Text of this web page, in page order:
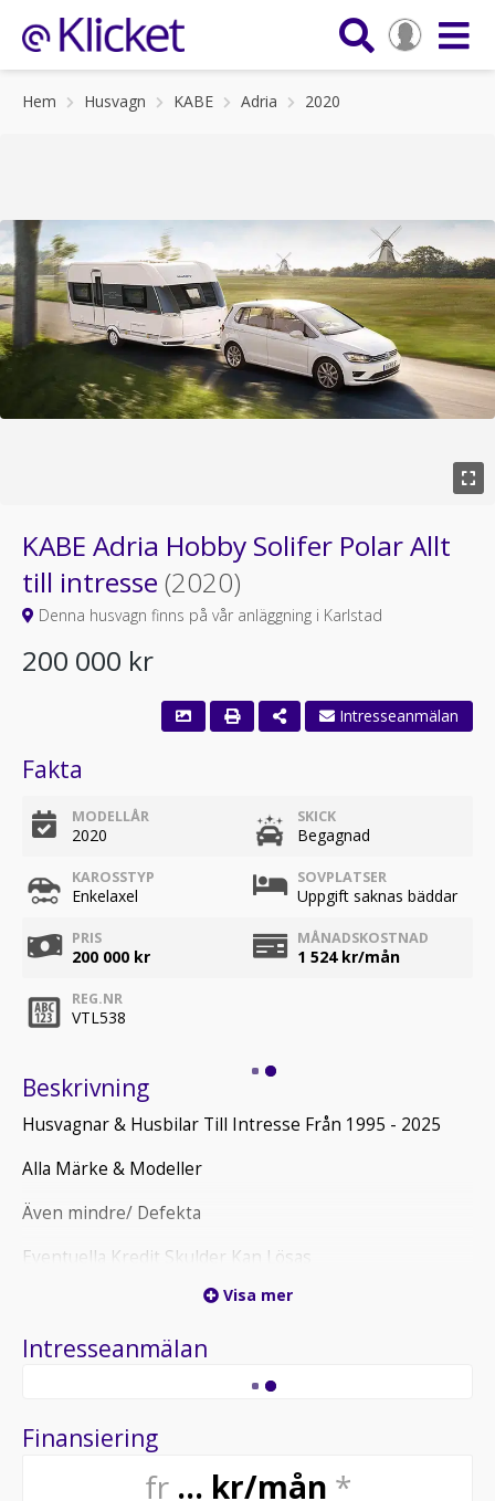
Hem Husvagn KABE Adria 2020
KABE Adria Hobby Solifer Polar Allt
till intresse (2020)
Denna husvagn finns på vår anläggning i Karlstad
200 000 kr
Intresseanmälan
Fakta
MODELLÅR
2020
SKICK
Begagnad
KAROSSTYP
Enkelaxel
SOVPLATSER
Uppgift saknas bäddar
PRIS
200 000 kr
MÅNADSKOSTNAD
1 524kr/mån
REG.NR
VTL538
Beskrivning
Husvagnar & Husbilar Till Intresse Från 1995 - 2025
Alla Märke & Modeller
Även mindre/ Defekta
Eventuella Kredit Skulder Kan Lösas
Vi köper husbilar & husvagnar i hela landet
Ring 070-034 99 54
Visa mer
Intresseanmälan
Finansiering
fr kr/mån *